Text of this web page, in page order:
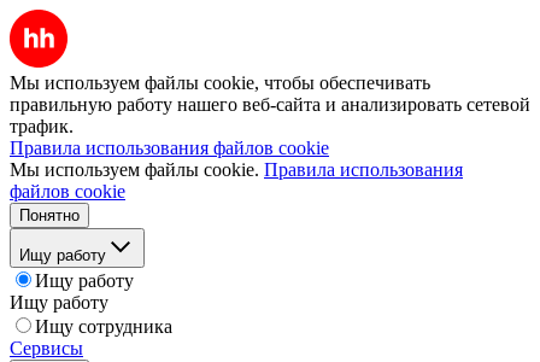
Мы используем файлы cookie, чтобы обеспечивать
правильную работу нашего веб-сайта и анализировать сетевой
трафик.
Правила использования файлов cookie
Мы используем файлы cookie. Правила использования
файлов cookie
Понятно
Ищу работу
Ищу работу
Ищу работу
Ищу сотрудника
Сервисы